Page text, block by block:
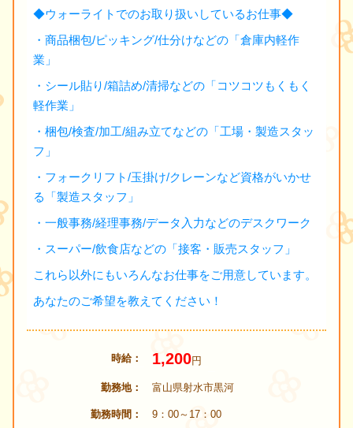
◆ウォーライトでのお取り扱いしているお仕事◆
・商品梱包/ピッキング/仕分けなどの「倉庫内軽作
業」
・シール貼り/箱詰め/清掃などの「コツコツもくもく
軽作業」
・梱包/検査/加工/組み立てなどの「工場・製造スタッ
フ」
・フォークリフト/玉掛け/クレーンなど資格がいかせ
る「製造スタッフ」
・一般事務/経理事務/データ入力などのデスクワーク
・スーパー/飲食店などの「接客・販売スタッフ」
これら以外にもいろんなお仕事をご用意しています。
あなたのご希望を教えてください！
時給 1,200円
勤務地 富山県射水市黒河
勤務時間 9：00～17：00